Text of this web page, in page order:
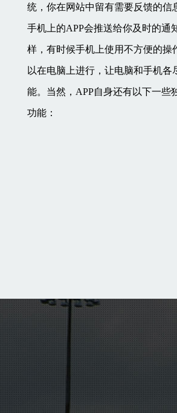
统，你在网站中留有需要反馈的信
手机上的APP会推送给你及时的通
样，有时候手机上使用不方便的操
以在电脑上进行，让电脑和手机各
能。当然，APP自身还有以下一些
功能：